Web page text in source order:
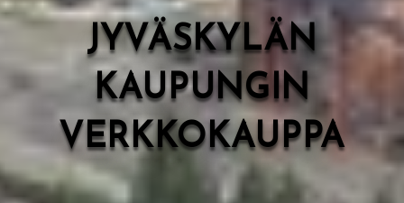
JYVÄSKYLÄN
KAUPUNGIN
VERKKOKAUPPA